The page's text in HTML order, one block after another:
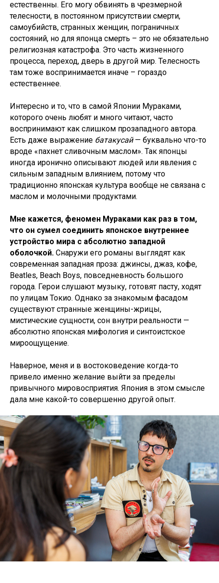
естественны. Его могу обвинять в чрезмерной
телесности, в постоянном присутствии смерти,
самоубийств, странных женщин, пограничных
состояний, но для японца смерть – это не обязательно
религиозная катастрофа. Это часть жизненного
процесса, переход, дверь в другой мир. Телесность
там тоже воспринимается иначе – гораздо
естественнее.
Интересно и то, что в самой Японии Мураками,
которого очень любят и много читают, часто
воспринимают как слишком прозападного автора.
Есть даже выражение батакусай — буквально что-то
вроде «пахнет сливочным маслом». Так японцы
иногда иронично описывают людей или явления с
сильным западным влиянием, потому что
традиционно японская культура вообще не связана с
маслом и молочными продуктами.
Мне кажется, феномен Мураками как раз в том,
что он сумел соединить японское внутреннее
устройство мира с абсолютно западной
оболочкой. Снаружи его романы выглядят как
современная западная проза: джинсы, джаз, кофе,
Beatles, Beach Boys, повседневность большого
города. Герои слушают музыку, готовят пасту, ходят
по улицам Токио. Однако за знакомым фасадом
существуют странные женщины-жрицы,
мистические сущности, сон внутри реальности —
абсолютно японская мифология и синтоистское
мироощущение.
Наверное, меня и в востоковедение когда-то
привело именно желание выйти за пределы
привычного мировосприятия. Япония в этом смысле
дала мне какой-то совершенно другой опыт.